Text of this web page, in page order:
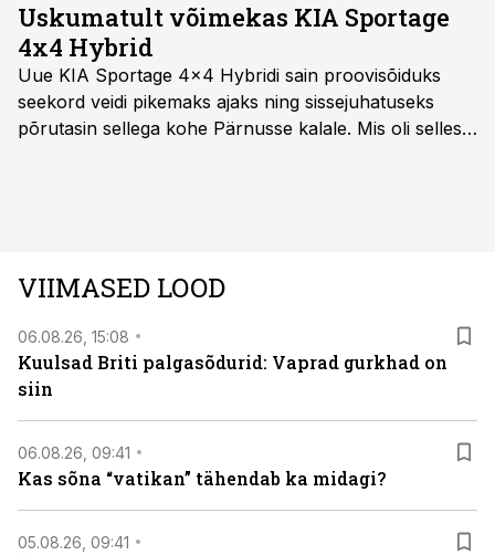
Uskumatult võimekas KIA Sportage
4x4 Hybrid
Uue KIA Sportage 4x4 Hybridi sain proovisõiduks
seekord veidi pikemaks ajaks ning sissejuhatuseks
põrutasin sellega kohe Pärnusse kalale. Mis oli selles
VIIMASED LOOD
06.08.26, 15:08
Kuulsad Briti palgasõdurid: Vaprad gurkhad on
siin
06.08.26, 09:41
Kas sõna “vatikan” tähendab ka midagi?
05.08.26, 09:41